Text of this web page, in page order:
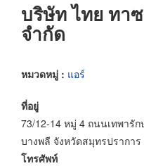
บริษัท ไทย ทา
จำกัด
หมวดหมู่ : แอร์
ที่อยู่
73/12-14 หมู่ 4 ถนนเทพารั
บางพลี จังหวัดสมุทรปราการ
โทรศัพท์